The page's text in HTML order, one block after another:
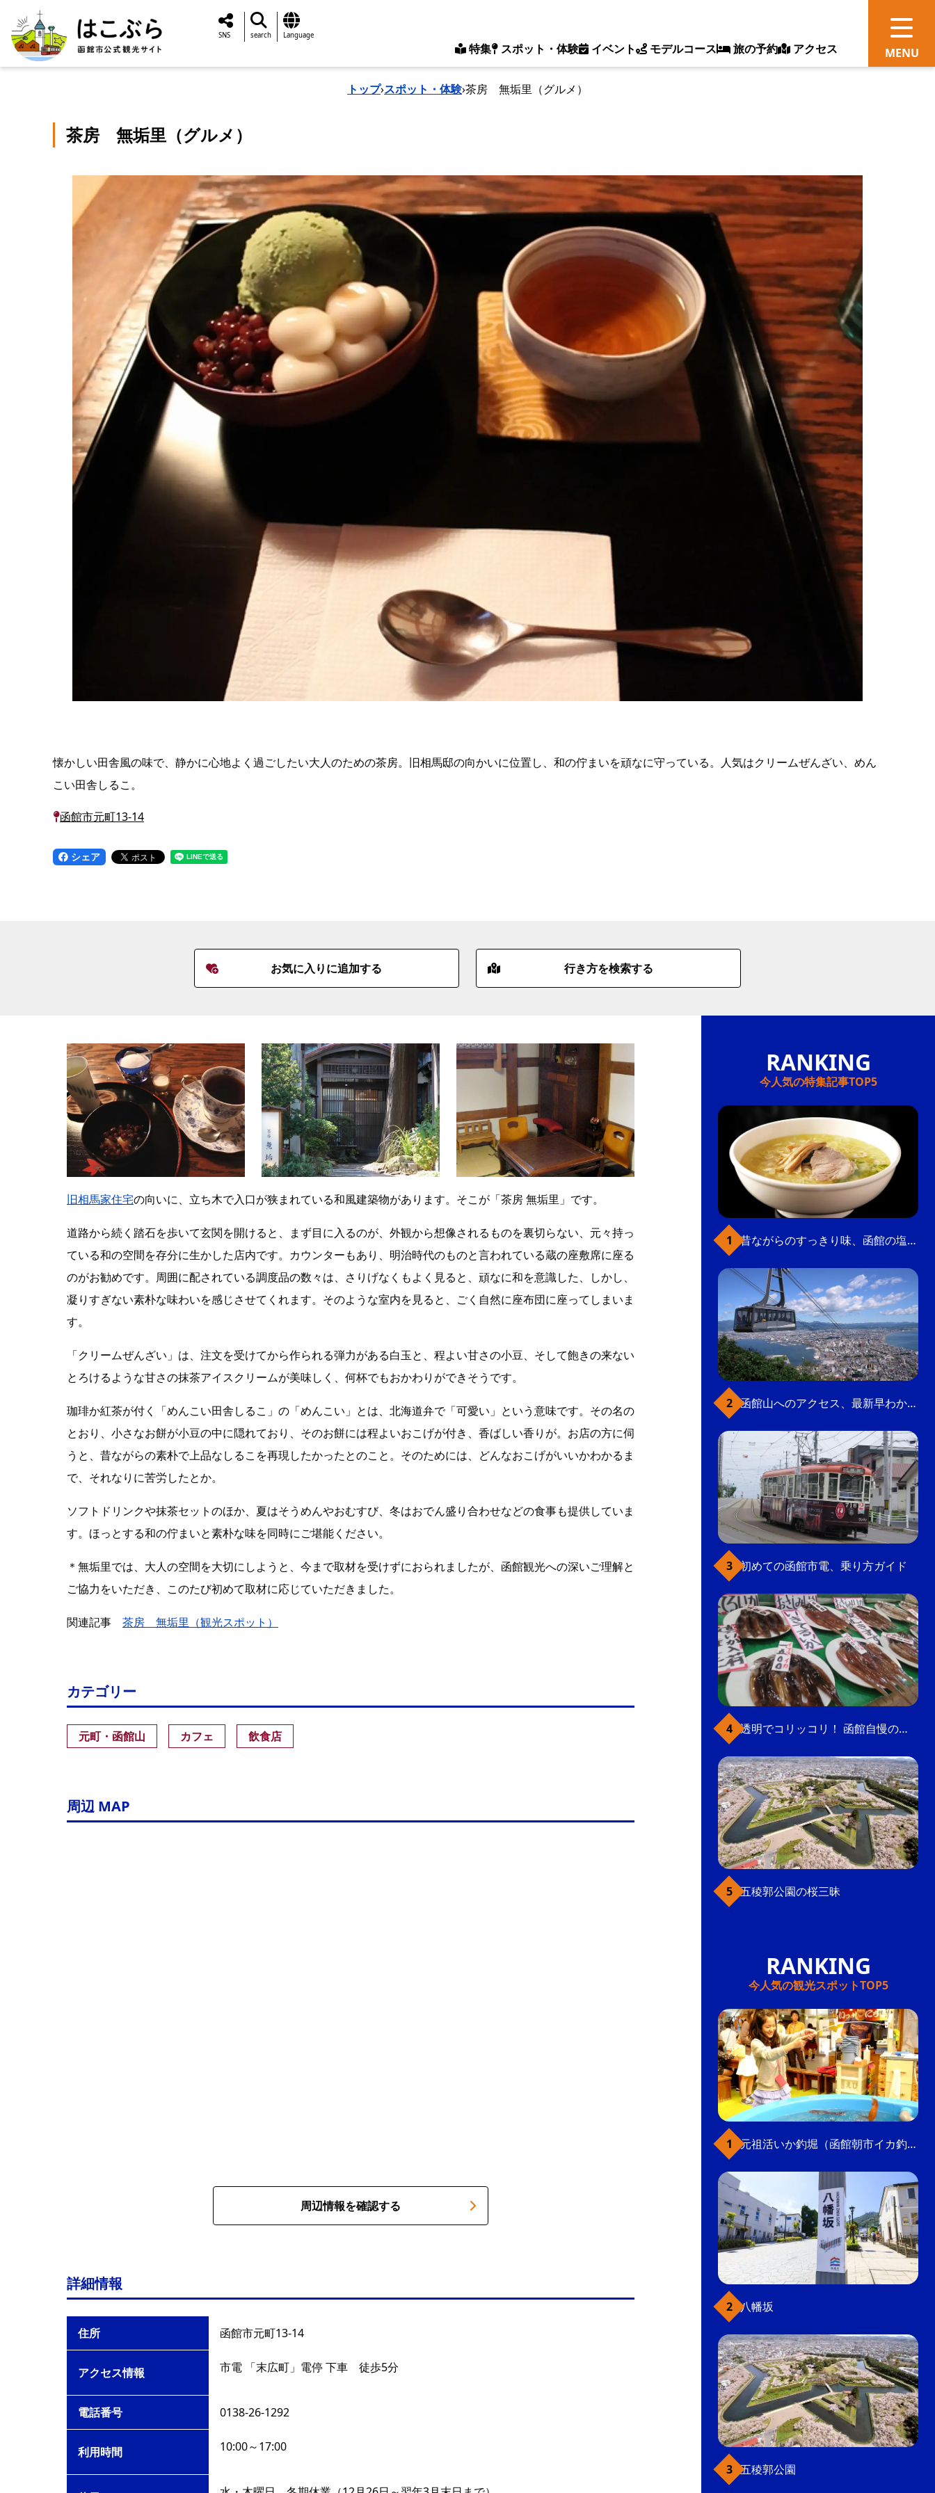
特集 スポット・体験 イベント モデルコース 旅の予約 アクセス
SNS search Language
トップ›スポット・体験›茶房 無垢里（グルメ）
茶房 無垢里（グルメ）
懐かしい田舎風の味で、静かに心地よく過ごしたい大人のための茶房。旧相馬邸の向かいに位置し、和の佇まいを頑なに守っている。人気はクリームぜんざい、めん
こい田舎しるこ。
函館市元町13-14
シェア
お気に入りに追加する 行き方を検索する
旧相馬家住宅の向いに、立ち木で入口が狭まれている和風建築物があります。そこが「茶房 無垢里」です。
道路から続く踏石を歩いて玄関を開けると、まず目に入るのが、外観から想像されるものを裏切らない、元々持っ
ている和の空間を存分に生かした店内です。カウンターもあり、明治時代のものと言われている蔵の座敷席に座る
のがお勧めです。周囲に配されている調度品の数々は、さりげなくもよく見ると、頑なに和を意識した、しかし、
凝りすぎない素朴な味わいを感じさせてくれます。そのような室内を見ると、ごく自然に座布団に座ってしまいま
す。
「クリームぜんざい」は、注文を受けてから作られる弾力がある白玉と、程よい甘さの小豆、そして飽きの来ない
とろけるような甘さの抹茶アイスクリームが美味しく、何杯でもおかわりができそうです。
珈琲か紅茶が付く「めんこい田舎しるこ」の「めんこい」とは、北海道弁で「可愛い」という意味です。その名の
とおり、小さなお餅が小豆の中に隠れており、そのお餅には程よいおこげが付き、香ばしい香りが。お店の方に伺
うと、昔ながらの素朴で上品なしるこを再現したかったとのこと。そのためには、どんなおこげがいいかわかるま
で、それなりに苦労したとか。
ソフトドリンクや抹茶セットのほか、夏はそうめんやおむすび、冬はおでん盛り合わせなどの食事も提供していま
す。ほっとする和の佇まいと素朴な味を同時にご堪能ください。
＊無垢里では、大人の空間を大切にしようと、今まで取材を受けずにおられましたが、函館観光への深いご理解と
ご協力をいただき、このたび初めて取材に応じていただきました。
関連記事 茶房 無垢里（観光スポット）
カテゴリー
元町・函館山 カフェ 飲食店
周辺 MAP
周辺情報を確認する
詳細情報
住所 函館市元町13-14
アクセス情報 市電 「末広町」電停 下車 徒歩5分
電話番号 0138-26-1292
利用時間 10:00～17:00
今人気の特集記事TOP5
昔ながらのすっきり味、函館の塩ラーメン
函館山へのアクセス、最新早わかりガイド
初めての函館市電、乗り方ガイド
透明でコリッコリ！ 函館自慢のいかをどうぞ
五稜郭公園の桜三昧
今人気の観光スポットTOP5
元祖活いか釣堀（函館朝市イカ釣り体験）
八幡坂
五稜郭公園